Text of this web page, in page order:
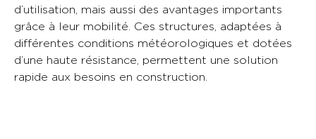
d’utilisation, mais aussi des avantages importants
grâce à leur mobilité. Ces structures, adaptées à
différentes conditions météorologiques et dotées
d’une haute résistance, permettent une solution
rapide aux besoins en construction.